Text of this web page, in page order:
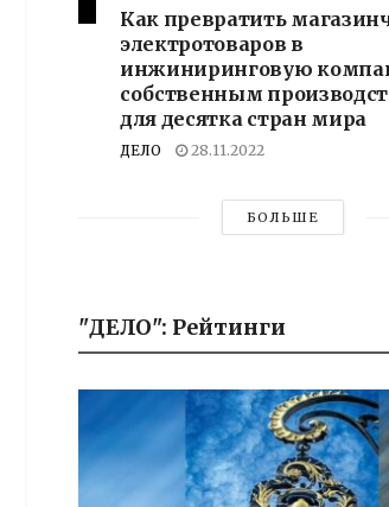
Как превратить
электротоваров в
инжиниринговую
собственным
для десятка стран мира
ДЕЛО 28.11.2022
БОЛЬШЕ
"ДЕЛО": Рейтинги